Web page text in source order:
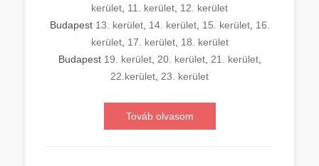
kerület 11. kerület 12. kerület
Budapest 13. kerület, 14. kerület, 15. kerület, 16.
kerület, 17. kerület, 18. kerület
Budapest 19. kerület, 20. kerület, 21. kerület,
22.kerület 23. kerület
Továb olvasom